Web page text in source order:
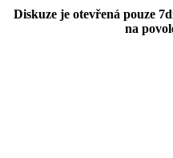
Diskuze je otevřená pouze
na